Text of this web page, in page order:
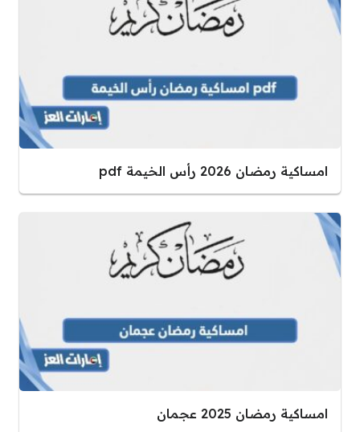
امساكية رمضان 2026 رأس الخيمة pdf
امساكية رمضان 2025 عجمان